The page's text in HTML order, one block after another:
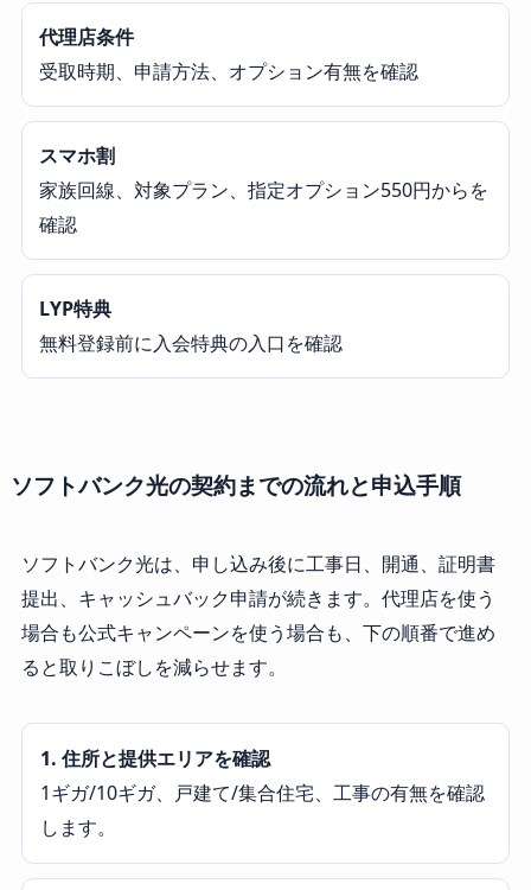
代理店条件
受取時期、申請方法、オプション有無を確認
スマホ割
家族回線、対象プラン、指定オプション550円からを
確認
LYP特典
無料登録前に入会特典の入口を確認
ソフトバンク光の契約までの流れと申込手順
ソフトバンク光は、申し込み後に工事日、開通、証明書
提出、キャッシュバック申請が続きます。代理店を使う
場合も公式キャンペーンを使う場合も、下の順番で進め
ると取りこぼしを減らせます。
1. 住所と提供エリアを確認
1ギガ/10ギガ、戸建て/集合住宅、工事の有無を確認
します。